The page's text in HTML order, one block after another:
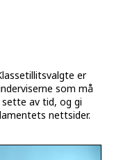
er
som må
av tid, og gi
nettsider.